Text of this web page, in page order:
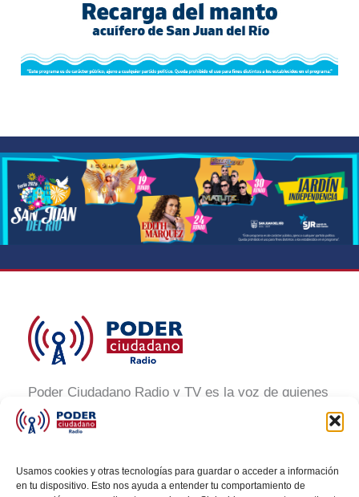
Usamos cookies y otras tecnologías para guardar o acceder a información
en tu dispositivo. Esto nos ayuda a entender tu comportamiento de
Poder Ciudadano Radio y TV es la voz de quienes
buscan un México informado y participativo.
Nuestro compromiso es conectar con la
transformación social a través de noticias claras,